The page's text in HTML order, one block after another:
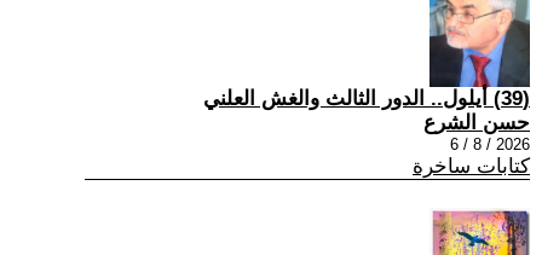
(39) أيلول.. الدور الثالث والغش العلني
حسن الشرع
2026 / 8 / 6
كتابات ساخرة